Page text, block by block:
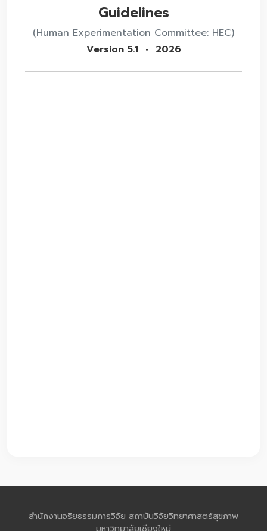
Guidelines
(Human Experimentation Committee: HEC)
Version 5.1 • 2026
สำนักงานจริยธรรมการวิจัย สถาบันวิจัยวิทยาศาสตร์สุขภาพ